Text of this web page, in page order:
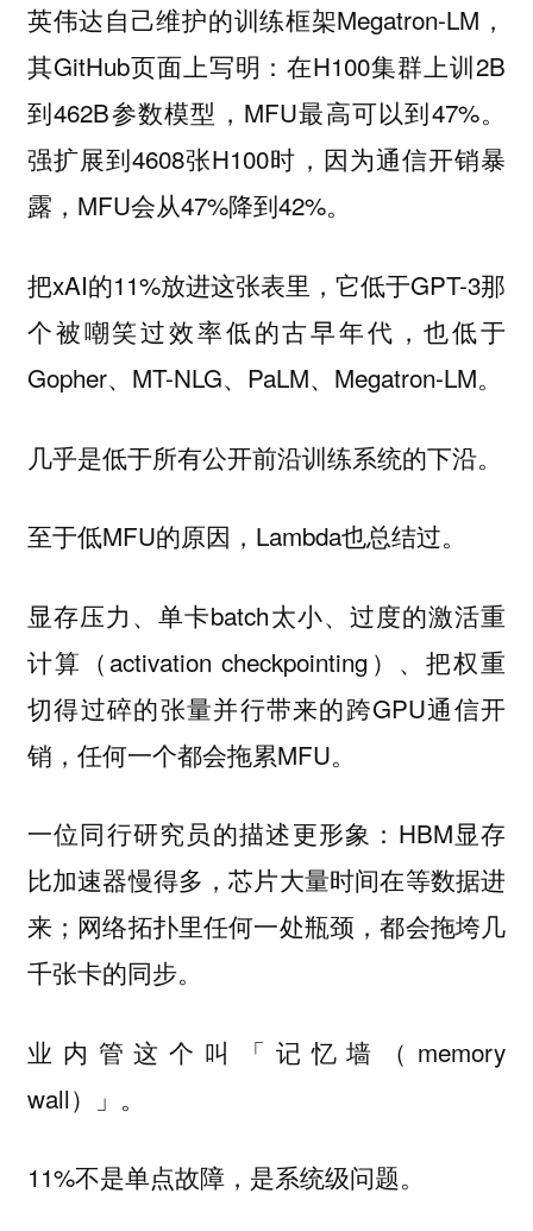
英伟达自己维护的训练框架Megatron-LM，
其GitHub页面上写明：在H100集群上训2B
到462B参数模型，MFU最高可以到47%。
强扩展到4608张H100时，因为通信开销暴
露，MFU会从47%降到42%。
把xAI的11%放进这张表里，它低于GPT-3那
个被嘲笑过效率低的古早年代，也低于
Gopher、MT-NLG、PaLM、Megatron-LM。
几乎是低于所有公开前沿训练系统的下沿。
至于低MFU的原因，Lambda也总结过。
显存压力、单卡batch太小、过度的激活重
计算（activation checkpointing）、把权重
切得过碎的张量并行带来的跨GPU通信开
销，任何一个都会拖累MFU。
一位同行研究员的描述更形象：HBM显存
比加速器慢得多，芯片大量时间在等数据进
来；网络拓扑里任何一处瓶颈，都会拖垮几
千张卡的同步。
业内管这个叫「记忆墙（memory
wall）」。
11%不是单点故障，是系统级问题。